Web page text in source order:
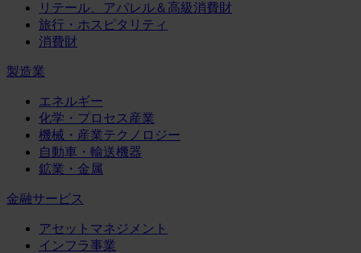
リテール、アパレル＆高級消費財
旅行・ホスピタリティ
消費財
製造業
エネルギー
化学・プロセス産業
機械・産業テクノロジー
自動車・輸送機器
鉱業・金属
金融サービス
アセットマネジメント
インフラ事業